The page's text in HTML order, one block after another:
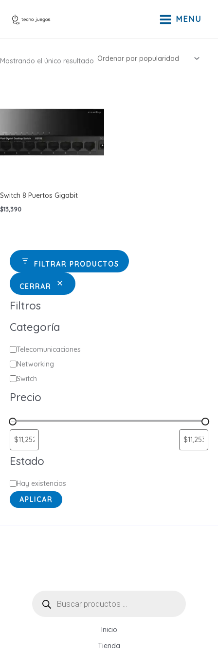
MENU
FILTRAR PRODUCTOS
CERRAR
Filtros
Categoría
C
a
t
g
o
r
a
Telecomunicaciones
Networking
Switch
Precio
Estado
E
s
a
Hay existencias
APLICAR
Mostrando el único resultado
Switch 8 Puertos Gigabit
$13,390
productos
Inicio
Tienda